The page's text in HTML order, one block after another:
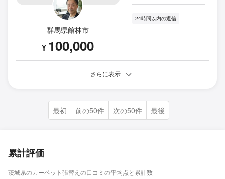
群馬県館林市
¥ 100,000
24時間以内の返信
さらに表示
最初 前の50件 次の50件 最後
累計評価
茨城県のカーペット張替えの口コミの平均点と累計数